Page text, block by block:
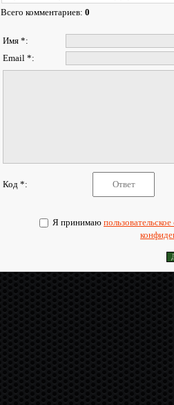
Всего комментариев: 0
Имя *:
Email *:
Код *:
Я принимаю